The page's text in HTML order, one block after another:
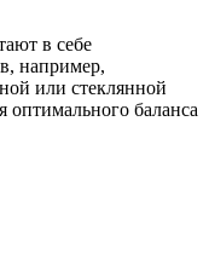
в себе
например,
или стеклянной
оптимального баланса